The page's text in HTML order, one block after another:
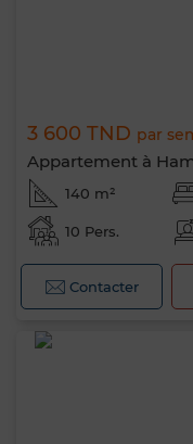
3 600 TND par
Appartement à
140 m²
10 Pers.
Contacter